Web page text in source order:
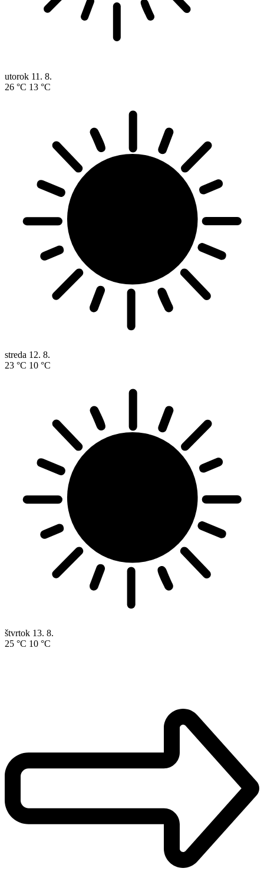
utorok 11. 8.
26 °C 13 °C
streda 12. 8.
23 °C 10 °C
štvrtok 13. 8.
25 °C 10 °C